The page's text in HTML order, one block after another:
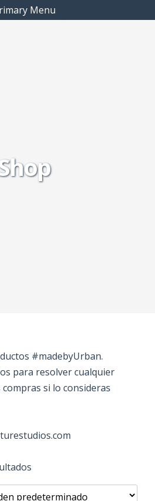
Menu
#madebyUrban.
para resolver cualquier
si lo consideras